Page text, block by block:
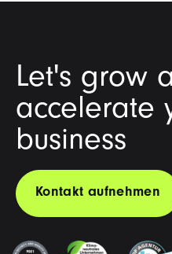
Let's grow
accelerate
business
Kontakt aufnehmen